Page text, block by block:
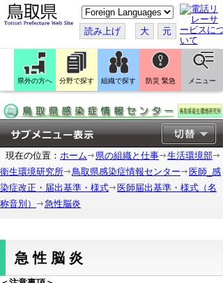
こ
の
ペ
ー
ジ
翻
訳
す
読み上げ 大 元
県外の方へ 分野で探す 組織で探す 防災 緊急 メニュー
現在の位置： ホーム 県の組織と仕事
生活環境部
衛生環境研究所
鳥取県感染症情報センター
医師_感
染症改正・届出基準・様式
医師届出基準・様式（名
称音別）
急性脳炎
急性脳炎